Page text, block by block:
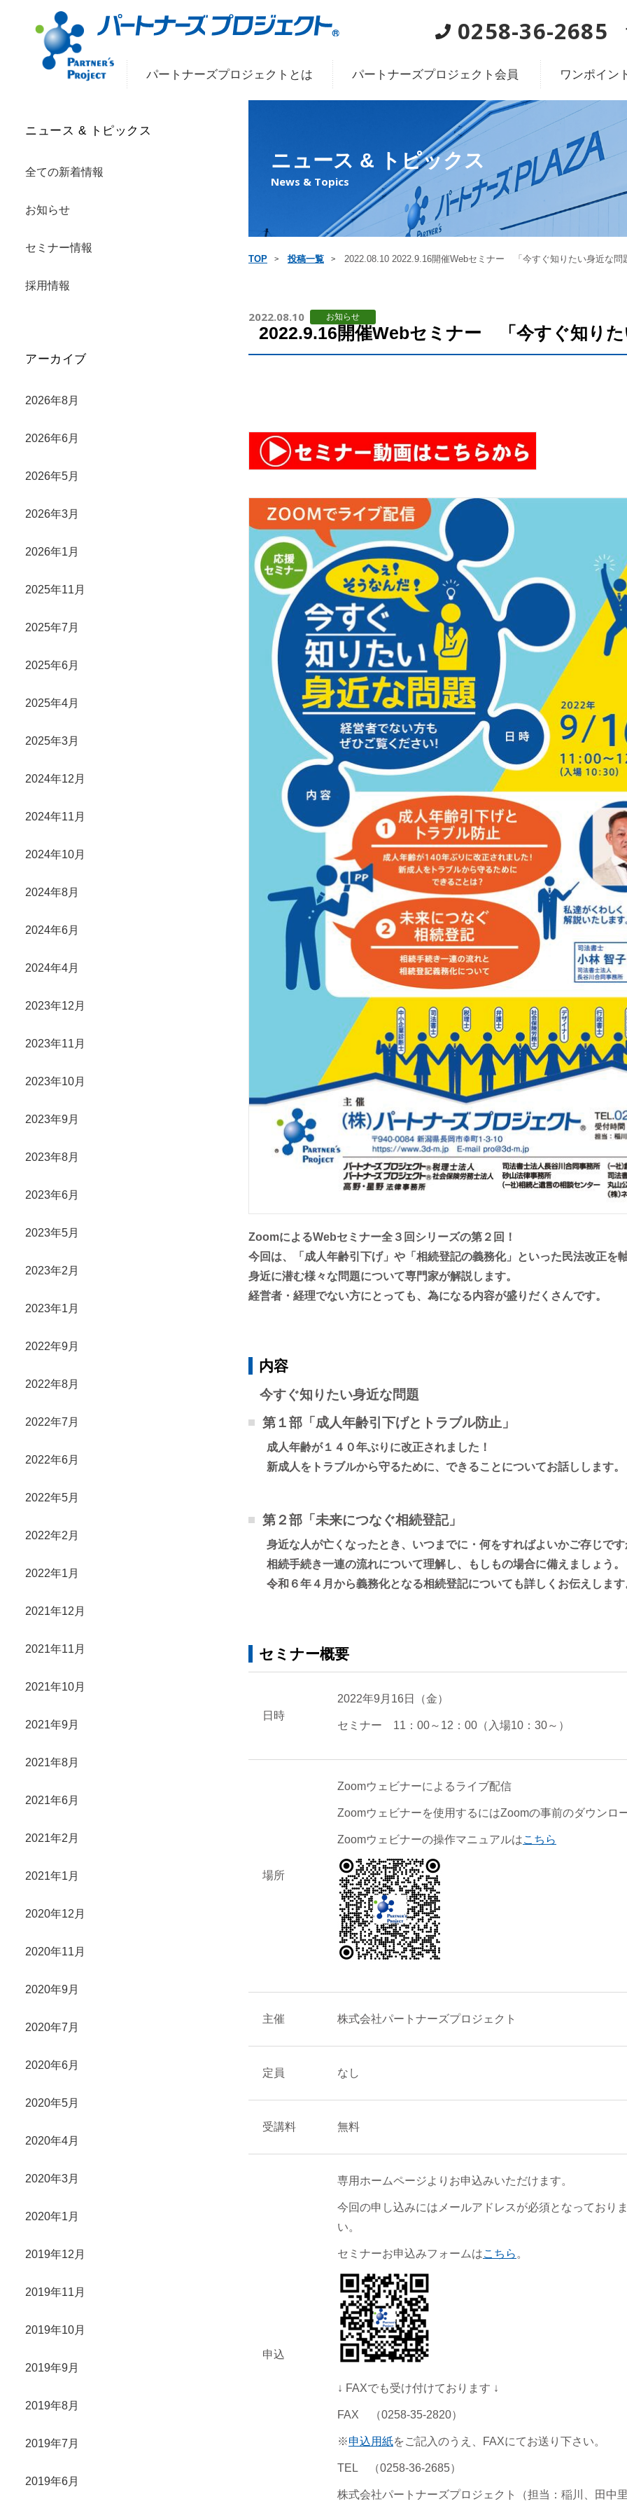
0258-36-2685
パートナーズプロジェクトとは パートナーズプロジェクト会員 ワンポイン
ニュース & トピックス
全ての新着情報
お知らせ
セミナー情報
採用情報
アーカイブ
2026年8月
2026年6月
2026年5月
2026年3月
2026年1月
2025年11月
2025年7月
2025年6月
2025年4月
2025年3月
2024年12月
2024年11月
2024年10月
2024年8月
2024年6月
2024年4月
2023年12月
2023年11月
2023年10月
2023年9月
2023年8月
2023年6月
2023年5月
2023年2月
2023年1月
2022年9月
2022年8月
2022年7月
2022年6月
2022年5月
2022年2月
2022年1月
2021年12月
2021年11月
2021年10月
2021年9月
2021年8月
2021年6月
2021年2月
2021年1月
2020年12月
2020年11月
2020年9月
2020年7月
2020年6月
2020年5月
2020年4月
2020年3月
2020年1月
2019年12月
2019年11月
2019年10月
2019年9月
2019年8月
2019年7月
2019年6月
ニュース & トピックス
News & Topics
TOP 投稿一覧 2022.08.10 2022.9.16開催Webセミナー 「今すぐ知りたい身近な問
2022.08.10 お知らせ
2022.9.16開催Webセミナー 「今すぐ知り
ZoomによるWebセミナー全３回シリーズの第２回！
今回は、「成人年齢引下げ」や「相続登記の義務化」といった民法改正を軸
身近に潜む様々な問題について専門家が解説します。
経営者・経理でない方にとっても、為になる内容が盛りだくさんです。
内容
今すぐ知りたい身近な問題
第１部「成人年齢引下げとトラブル防止」
成人年齢が１４０年ぶりに改正されました！
新成人をトラブルから守るために、できることについてお話しします。
第２部「未来につなぐ相続登記」
身近な人が亡くなったとき、いつまでに・何をすればよいかご存じです
相続手続き一連の流れについて理解し、もしもの場合に備えましょう。
令和６年４月から義務化となる相続登記についても詳しくお伝えします
セミナー概要
日時
2022年9月16日（金）
セミナー 11：00～12：00（入場10：30～）
場所
Zoomウェビナーによるライブ配信
Zoomウェビナーを使用するにはZoomの事前のダウンロ
Zoomウェビナーの操作マニュアルはこちら
主催 株式会社パートナーズプロジェクト
定員 なし
受講料 無料
申込
専用ホームページよりお申込みいただけます。
今回の申し込みにはメールアドレスが必須となっており
い。
セミナーお申込みフォームはこちら 。
↓ FAXでも受け付けております ↓
FAX （0258-35-2820）
※申込用紙をご記入のうえ、FAXにてお送り下さい。
TEL （0258-36-2685）
株式会社パートナーズプロジェクト（担当：稲川、田中里